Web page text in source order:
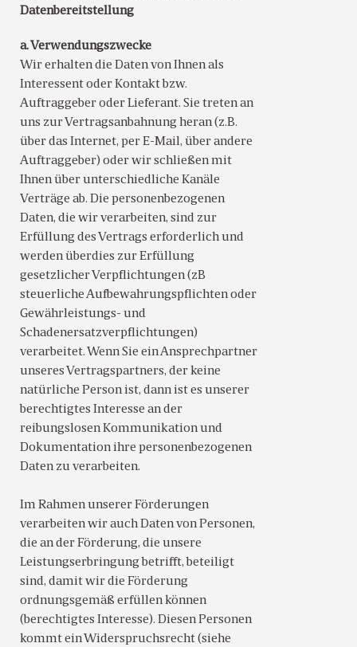
Datenbereitstellung
a. Verwendungszwecke
Wir erhalten die Daten von Ihnen als
Interessent oder Kontakt bzw.
Auftraggeber oder Lieferant. Sie treten an
uns zur Vertragsanbahnung heran (z.B.
über das Internet, per E-Mail, über andere
Auftraggeber) oder wir schließen mit
Ihnen über unterschiedliche Kanäle
Verträge ab. Die personenbezogenen
Daten, die wir verarbeiten, sind zur
Erfüllung des Vertrags erforderlich und
werden überdies zur Erfüllung
gesetzlicher Verpflichtungen (zB
steuerliche Aufbewahrungspflichten oder
Gewährleistungs- und
Schadenersatzverpflichtungen)
verarbeitet. Wenn Sie ein Ansprechpartner
unseres Vertragspartners, der keine
natürliche Person ist, dann ist es unserer
berechtigtes Interesse an der
reibungslosen Kommunikation und
Dokumentation ihre personenbezogenen
Daten zu verarbeiten.
Im Rahmen unserer Förderungen
verarbeiten wir auch Daten von Personen,
die an der Förderung, die unsere
Leistungserbringung betrifft, beteiligt
sind, damit wir die Förderung
ordnungsgemäß erfüllen können
(berechtigtes Interesse). Diesen Personen
kommt ein Widerspruchsrecht (siehe